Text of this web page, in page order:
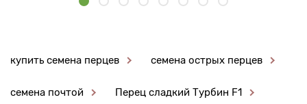
купить семена перцев семена острых перцев
семена почтой Перец сладкий Турбин F1